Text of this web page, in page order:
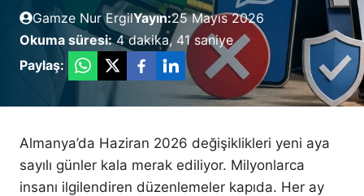
Gamze Nur ErgilYayın:25 Mayıs 2026
Okuma süresi:4 dakika, 41 saniye
Paylaş:
Almanya’da Haziran 2026 değişiklikleri yeni aya
sayılı günler kala merak ediliyor. Milyonlarca
insanı ilgilendiren düzenlemeler kapıda. Her ay